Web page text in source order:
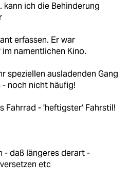
kann ich die Behinderung
erfassen. Er war
namentlichen Kino.
speziellen ausladenden Gang
- noch nicht häufig!
Fahrrad - 'heftigster‘ Fahrstil!
- daß längeres derart -
etc